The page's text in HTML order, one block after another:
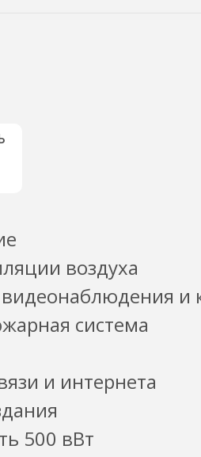
воздуха
и
система
и интернета
500 вВт